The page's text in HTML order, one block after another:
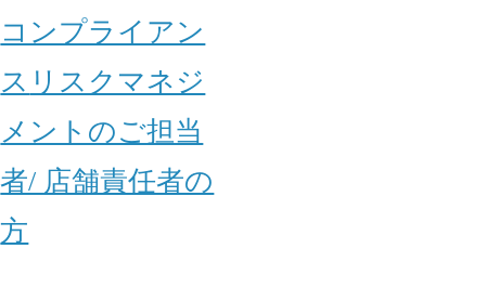
コンプライアン
ス リスクマネジ
メントのご担当
者/ 店舗責任者の
方